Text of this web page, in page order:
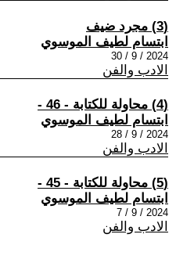
(3) مجرد ضيف
ابتسام لطيف الموسوي
2024 / 9 / 30
الادب والفن
(4) محاولة للكتابة - 46 -
ابتسام لطيف الموسوي
2024 / 9 / 28
الادب والفن
(5) محاولة للكتابة - 45 -
ابتسام لطيف الموسوي
2024 / 9 / 7
الادب والفن